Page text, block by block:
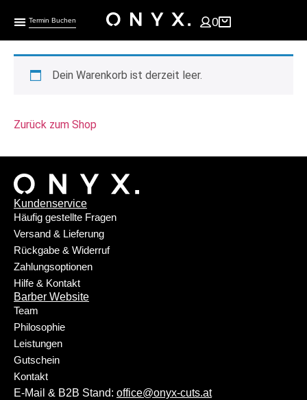
Termin Buchen 0
Dein Warenkorb ist derzeit leer.
Zurück zum Shop
Kundenservice
Häufig gestellte Fragen
Versand & Lieferung
Rückgabe & Widerruf
Zahlungsoptionen
Hilfe & Kontakt
Barber Website
Team
Philosophie
Leistungen
Gutschein
Kontakt
E-Mail & B2B Stand: office@onyx-cuts.at